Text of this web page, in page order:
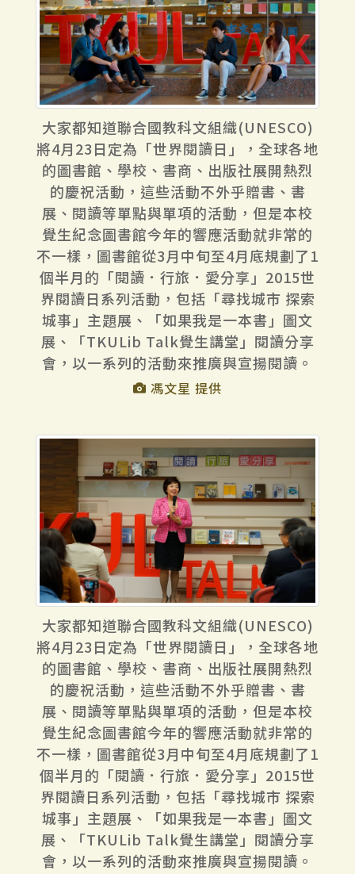
大家都知道聯合國教科文組織(UNESCO)
將4月23日定為「世界閱讀日」，全球各地
的圖書館、學校、書商、出版社展開熱烈
的慶祝活動，這些活動不外乎贈書、書
展、閱讀等單點與單項的活動，但是本校
覺生紀念圖書館今年的響應活動就非常的
不一樣，圖書館從3月中旬至4月底規劃了1
個半月的「閱讀．行旅．愛分享」2015世
界閱讀日系列活動，包括「尋找城市 探索
城事」主題展、「如果我是一本書」圖文
展、「TKULib Talk覺生講堂」閱讀分享
會，以一系列的活動來推廣與宣揚閱讀。
馮文星 提供
大家都知道聯合國教科文組織(UNESCO)
將4月23日定為「世界閱讀日」，全球各地
的圖書館、學校、書商、出版社展開熱烈
的慶祝活動，這些活動不外乎贈書、書
展、閱讀等單點與單項的活動，但是本校
覺生紀念圖書館今年的響應活動就非常的
不一樣，圖書館從3月中旬至4月底規劃了1
個半月的「閱讀．行旅．愛分享」2015世
界閱讀日系列活動，包括「尋找城市 探索
城事」主題展、「如果我是一本書」圖文
展、「TKULib Talk覺生講堂」閱讀分享
會，以一系列的活動來推廣與宣揚閱讀。